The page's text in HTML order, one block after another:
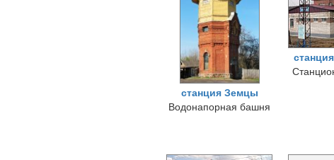
станция Земцы
Водонапорная башня